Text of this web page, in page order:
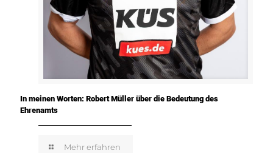
In meinen Worten: Robert Müller über die Bedeutung des
Ehrenamts
Mehr erfahren